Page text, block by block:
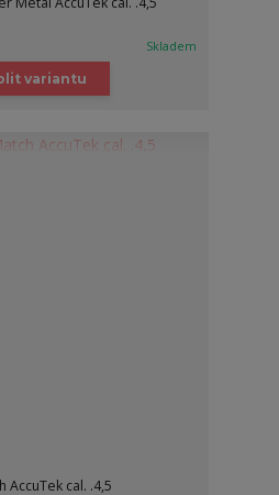
Skladem
variantu
AccuTek cal. .4,5